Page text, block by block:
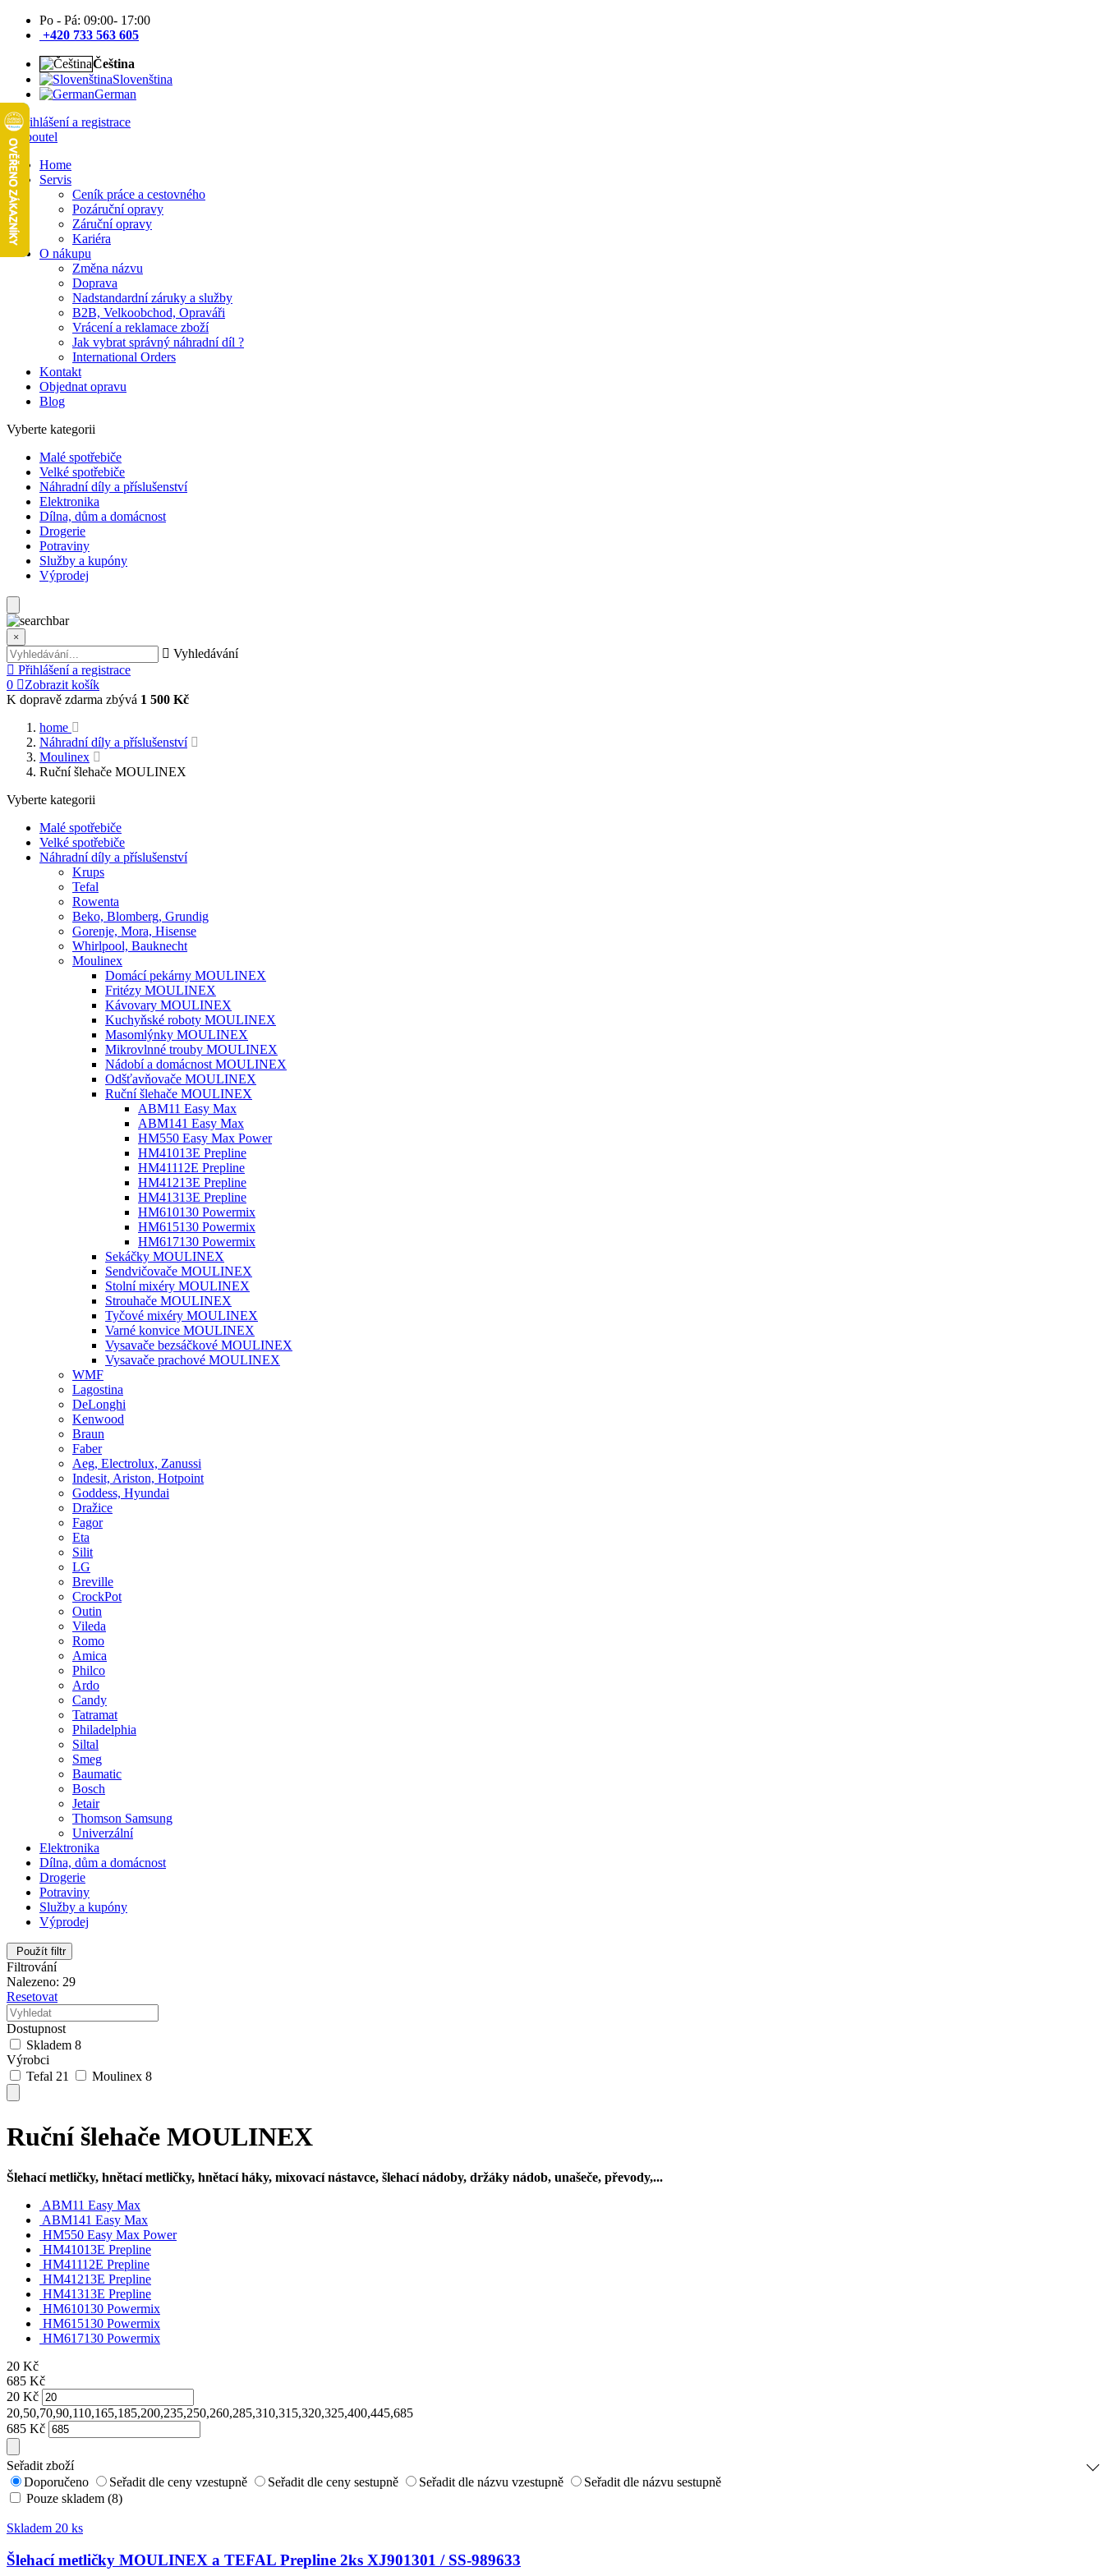
Po - Pá: 09:00- 17:00
+420 733 563 605
Čeština
Slovenština
German
Přihlášení a registrace
Home
Servis
Ceník práce a cestovného
Pozáruční opravy
Záruční opravy
Kariéra
O nákupu
Změna názvu
Doprava
Nadstandardní záruky a služby
B2B, Velkoobchod, Opraváři
Vrácení a reklamace zboží
Jak vybrat správný náhradní díl ?
International Orders
Kontakt
Objednat opravu
Blog
Vyberte kategorii
Malé spotřebiče
Velké spotřebiče
Náhradní díly a příslušenství
Elektronika
Dílna, dům a domácnost
Drogerie
Potraviny
Služby a kupóny
Výprodej
×
Vyhledávání
Přihlášení a registrace
0
Zobrazit košík
K dopravě zdarma zbývá 1 500 Kč
home
Náhradní díly a příslušenství
Moulinex
Ruční šlehače MOULINEX
Vyberte kategorii
Malé spotřebiče
Velké spotřebiče
Náhradní díly a příslušenství
Krups
Tefal
Rowenta
Beko, Blomberg, Grundig
Gorenje, Mora, Hisense
Whirlpool, Bauknecht
Moulinex
Domácí pekárny MOULINEX
Fritézy MOULINEX
Kávovary MOULINEX
Kuchyňské roboty MOULINEX
Masomlýnky MOULINEX
Mikrovlnné trouby MOULINEX
Nádobí a domácnost MOULINEX
Odšťavňovače MOULINEX
Ruční šlehače MOULINEX
ABM11 Easy Max
ABM141 Easy Max
HM550 Easy Max Power
HM41013E Prepline
HM41112E Prepline
HM41213E Prepline
HM41313E Prepline
HM610130 Powermix
HM615130 Powermix
HM617130 Powermix
Sekáčky MOULINEX
Sendvičovače MOULINEX
Stolní mixéry MOULINEX
Strouhače MOULINEX
Tyčové mixéry MOULINEX
Varné konvice MOULINEX
Vysavače bezsáčkové MOULINEX
Vysavače prachové MOULINEX
WMF
Lagostina
DeLonghi
Kenwood
Braun
Faber
Aeg, Electrolux, Zanussi
Indesit, Ariston, Hotpoint
Goddess, Hyundai
Dražice
Fagor
Eta
Silit
LG
Breville
CrockPot
Outin
Vileda
Romo
Amica
Philco
Ardo
Candy
Tatramat
Philadelphia
Siltal
Smeg
Baumatic
Bosch
Jetair
Thomson Samsung
Univerzální
Elektronika
Dílna, dům a domácnost
Drogerie
Potraviny
Služby a kupóny
Výprodej
Použít filtr
Filtrování
Nalezeno: 29
Resetovat
Dostupnost
Skladem 8
Výrobci
Tefal 21 Moulinex 8
Ruční šlehače MOULINEX
Šlehací metličky, hnětací metličky, hnětací háky, mixovací nástavce, šlehací nádoby, držáky nádob, unašeče, převody,...
ABM11 Easy Max
ABM141 Easy Max
HM550 Easy Max Power
HM41013E Prepline
HM41112E Prepline
HM41213E Prepline
HM41313E Prepline
HM610130 Powermix
HM615130 Powermix
HM617130 Powermix
20 Kč
685 Kč
20 Kč
20,50,70,90,110,165,185,200,235,250,260,285,310,315,320,325,400,445,685
685 Kč
Seřadit zboží
Doporučeno
Seřadit dle ceny vzestupně Seřadit dle ceny sestupně Seřadit dle názvu vzestupně
Seřadit dle názvu sestupně
Pouze skladem (8)
Skladem 20 ks
Šlehací metličky MOULINEX a TEFAL Prepline 2ks XJ901301 / SS-989633